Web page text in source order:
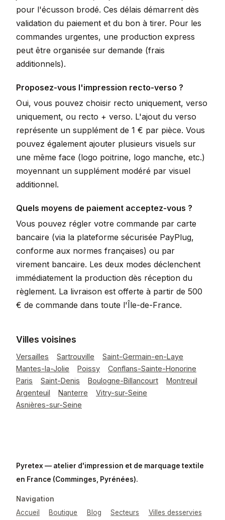
pour l'écusson brodé. Ces délais démarrent dès
validation du paiement et du bon à tirer. Pour les
commandes urgentes, une production express
peut être organisée sur demande (frais
additionnels).
Proposez-vous l'impression recto-verso ?
Oui, vous pouvez choisir recto uniquement, verso
uniquement, ou recto + verso. L'ajout du verso
représente un supplément de 1 € par pièce. Vous
pouvez également ajouter plusieurs visuels sur
une même face (logo poitrine, logo manche, etc.)
moyennant un supplément modéré par visuel
additionnel.
Quels moyens de paiement acceptez-vous ?
Vous pouvez régler votre commande par carte
bancaire (via la plateforme sécurisée PayPlug,
conforme aux normes françaises) ou par
virement bancaire. Les deux modes déclenchent
immédiatement la production dès réception du
règlement. La livraison est offerte à partir de 500
€ de commande dans toute l'Île-de-France.
Villes voisines
Versailles Sartrouville
Saint-Germain-en-Laye
Mantes-la-Jolie
Poissy
Conflans-Sainte-Honorine
Paris
Saint-Denis Boulogne-Billancourt
Montreuil
Argenteuil
Nanterre
Vitry-sur-Seine
Asnières-sur-Seine
Pyretex — atelier d'impression et de marquage textile
en France (Comminges, Pyrénées).
Navigation
Accueil
Boutique Blog Secteurs
Villes desservies